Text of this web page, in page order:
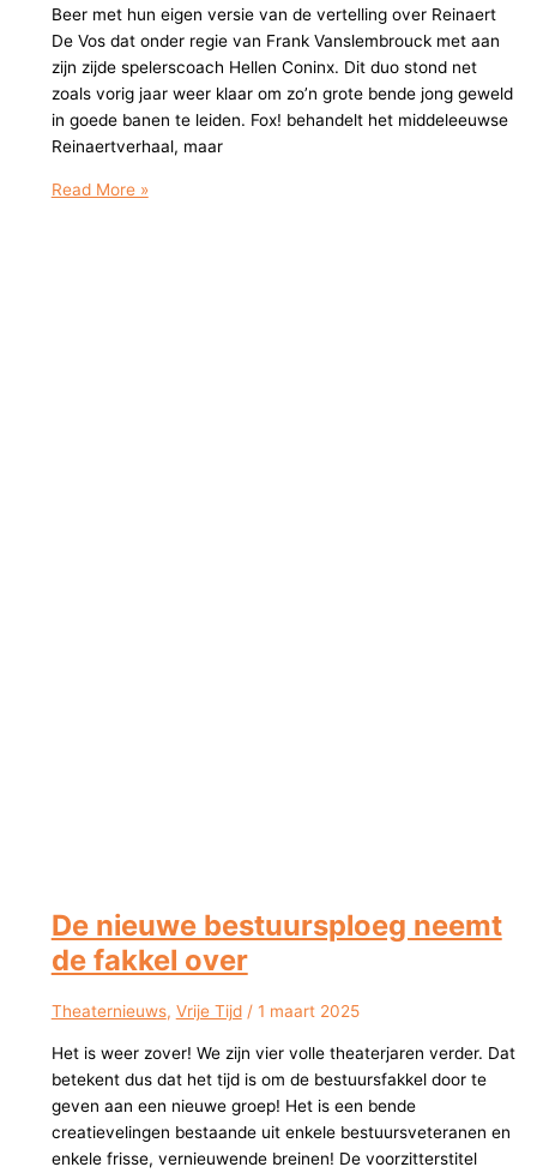
Beer met hun eigen versie van de vertelling over Reinaert
De Vos dat onder regie van Frank Vanslembrouck met aan
zijn zijde spelerscoach Hellen Coninx. Dit duo stond net
zoals vorig jaar weer klaar om zo’n grote bende jong geweld
in goede banen te leiden. Fox! behandelt het middeleeuwse
Reinaertverhaal, maar
FOX!
Read More »
De nieuwe bestuursploeg neemt
de fakkel over
Theaternieuws, Vrije Tijd/ 1 maart 2025
Het is weer zover! We zijn vier volle theaterjaren verder. Dat
betekent dus dat het tijd is om de bestuursfakkel door te
geven aan een nieuwe groep! Het is een bende
creatievelingen bestaande uit enkele bestuursveteranen en
enkele frisse, vernieuwende breinen! De voorzitterstitel